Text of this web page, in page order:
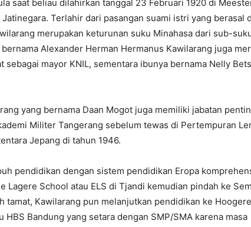
saat beliau dilahirkan tanggal 23 Februari 1920 di
Terlahir dari pasangan suami istri yang berasal
merupakan keturunan suku Minahasa dari sub-
Alexander Herman Hermanus Kawilarang juga
mayor KNIL, sementara ibunya bernama Nelly
yang bernama Daan Mogot juga memiliki jabatan
Militer Tangerang sebelum tewas di Pertempuran
Jepang di tahun 1946.
pendidikan dengan sistem pendidikan Eropa
Lagere School atau ELS di Tjandi kemudian pindah ke
tamat, Kawilarang pun melanjutkan pendidikan ke Hoogere
Bandung yang setara dengan SMP/SMA karena masa